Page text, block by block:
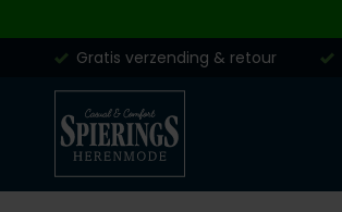
Gratis verzending & retour